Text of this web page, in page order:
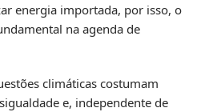
energia importada, por isso, o
na agenda de
climáticas costumam
e, independente de